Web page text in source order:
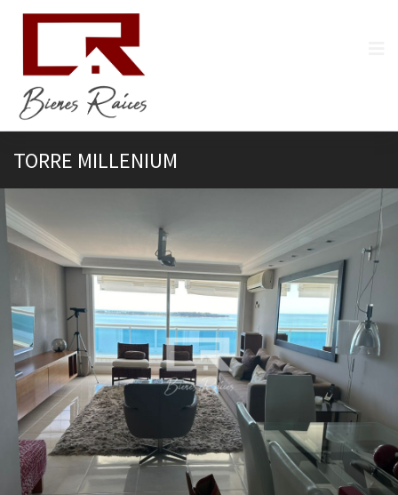
TORRE MILLENIUM